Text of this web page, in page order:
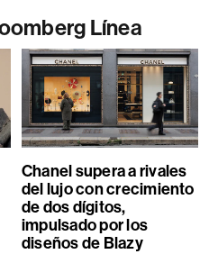
Línea
Chanel supera a rivales
del lujo con crecimiento
de dos dígitos,
impulsado por los
diseños de Blazy